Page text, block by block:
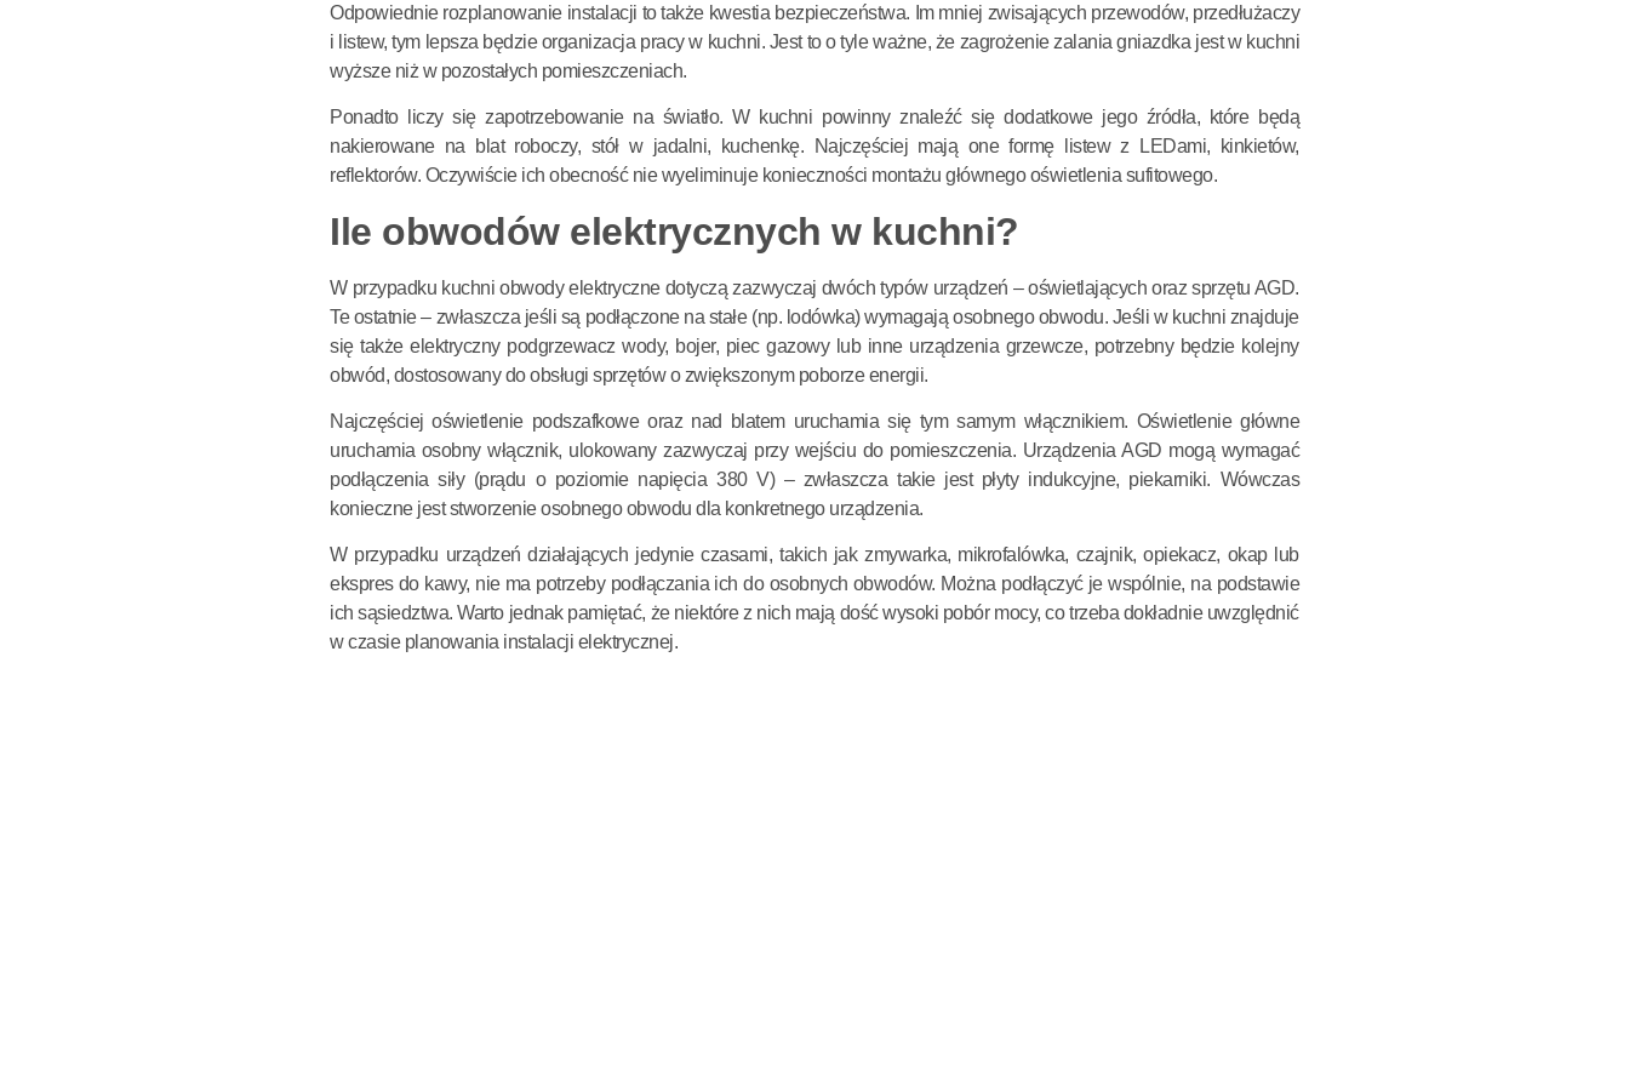
Odpowiednie rozplanowanie instalacji to także kwestia bezpieczeństwa. Im mniej zwisających przewodów, przedłużaczy
i listew, tym lepsza będzie organizacja pracy w kuchni. Jest to o tyle ważne, że zagrożenie zalania gniazdka jest w kuchni
wyższe niż w pozostałych pomieszczeniach.
Ponadto liczy się zapotrzebowanie na światło. W kuchni powinny znaleźć się dodatkowe jego źródła, które będą
nakierowane na blat roboczy, stół w jadalni, kuchenkę. Najczęściej mają one formę listew z LEDami, kinkietów,
reflektorów. Oczywiście ich obecność nie wyeliminuje konieczności montażu głównego oświetlenia sufitowego.
Ile obwodów elektrycznych w kuchni?
W przypadku kuchni obwody elektryczne dotyczą zazwyczaj dwóch typów urządzeń – oświetlających oraz sprzętu AGD.
Te ostatnie – zwłaszcza jeśli są podłączone na stałe (np. lodówka) wymagają osobnego obwodu. Jeśli w kuchni znajduje
się także elektryczny podgrzewacz wody, bojer, piec gazowy lub inne urządzenia grzewcze, potrzebny będzie kolejny
obwód, dostosowany do obsługi sprzętów o zwiększonym poborze energii.
Najczęściej oświetlenie podszafkowe oraz nad blatem uruchamia się tym samym włącznikiem. Oświetlenie główne
uruchamia osobny włącznik, ulokowany zazwyczaj przy wejściu do pomieszczenia. Urządzenia AGD mogą wymagać
podłączenia siły (prądu o poziomie napięcia 380 V) – zwłaszcza takie jest płyty indukcyjne, piekarniki. Wówczas
konieczne jest stworzenie osobnego obwodu dla konkretnego urządzenia.
W przypadku urządzeń działających jedynie czasami, takich jak zmywarka, mikrofalówka, czajnik, opiekacz, okap lub
ekspres do kawy, nie ma potrzeby podłączania ich do osobnych obwodów. Można podłączyć je wspólnie, na podstawie
ich sąsiedztwa. Warto jednak pamiętać, że niektóre z nich mają dość wysoki pobór mocy, co trzeba dokładnie uwzględnić
w czasie planowania instalacji elektrycznej.